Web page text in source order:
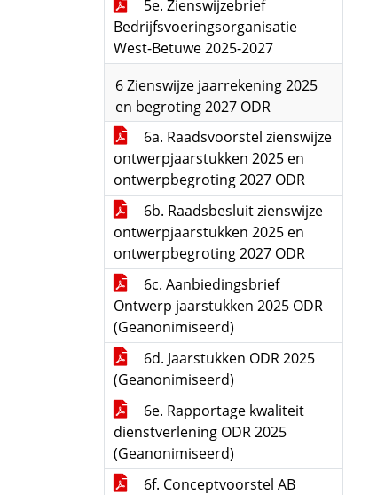
5e. Zienswijzebrief
Bedrijfsvoeringsorganisatie
West-Betuwe 2025-2027
6 Zienswijze jaarrekening 2025
en begroting 2027 ODR
6a. Raadsvoorstel zienswijze
ontwerpjaarstukken 2025 en
ontwerpbegroting 2027 ODR
6b. Raadsbesluit zienswijze
ontwerpjaarstukken 2025 en
ontwerpbegroting 2027 ODR
6c. Aanbiedingsbrief
Ontwerp jaarstukken 2025 ODR
(Geanonimiseerd)
6d. Jaarstukken ODR 2025
(Geanonimiseerd)
6e. Rapportage kwaliteit
dienstverlening ODR 2025
(Geanonimiseerd)
6f. Conceptvoorstel AB